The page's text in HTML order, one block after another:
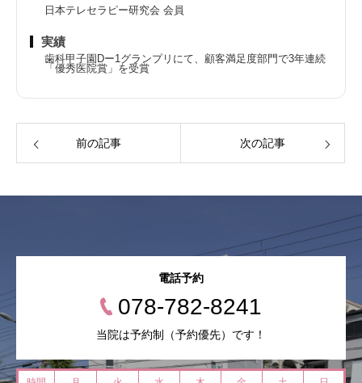
日本テレセラピー研究会 会員
実績
歯科甲子園Dー1グランプリにて、顧客満足度部門で3年連続
「優秀医院賞」を受賞
前の記事 次の記事
電話予約
078-782-8241
当院は予約制（予約優先）です！